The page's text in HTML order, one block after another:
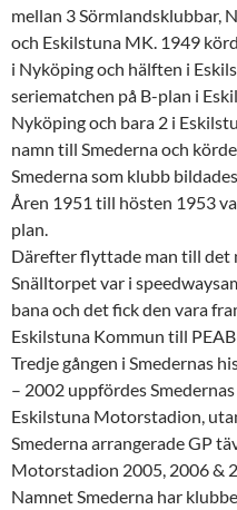
mellan 3 Sörmlandsklubbar,
och Eskilstuna MK. 1949
i Nyköping och hälften i
seriematchen på B-plan i
Nyköping och bara 2 i
namn till Smederna och
Smederna som klubb
Åren 1951 till hösten 1953
plan.
Därefter flyttade man till det
Snälltorpet var i
bana och det fick den vara
Eskilstuna Kommun till
Tredje gången i Smedernas
– 2002 uppfördes
Eskilstuna Motorstadion,
Smederna arrangerade GP
Motorstadion 2005, 2006 &
Namnet Smederna har